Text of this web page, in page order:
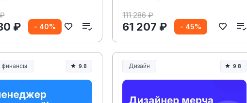
₽ - 40%
111 286 ₽
61 207 ₽ - 45%
финансы 9.8 Дизайн 9.8